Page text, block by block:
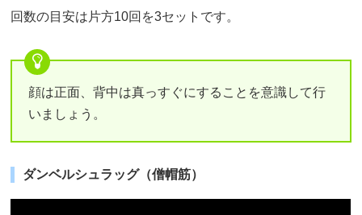
回数の目安は片方10回を3セットです。
顔は正面、背中は真っすぐにすることを意識して行
いましょう。
ダンベルシュラッグ（僧帽筋）